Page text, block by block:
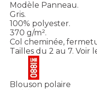
Modèle Panneau.
Gris.
100% polyester.
370 g/m².
Col cheminée,
Tailles du 2 au 7. Voir
Blouson polaire